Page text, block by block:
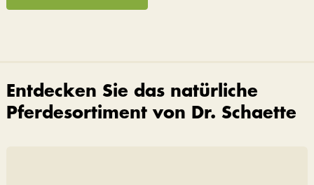
Entdecken Sie das natürliche
Pferdesortiment von Dr. Schaette